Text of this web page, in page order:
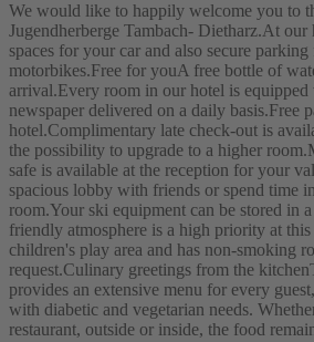
We would like to happily welcome you to
Jugendherberge Tambach- Dietharz.At our
spaces for your car and also secure
motorbikes.Free for youA free bottle of
arrival.Every room in our hotel is
newspaper delivered on a daily basis.Free
hotel.Complimentary late check-out is
the possibility to upgrade to a higher
safe is available at the reception for your
spacious lobby with friends or spend time
room.Your ski equipment can be stored in
friendly atmosphere is a high priority at
children's play area and has non-smoking
request.Culinary greetings from the
provides an extensive menu for every
with diabetic and vegetarian needs.
restaurant, outside or inside, the food